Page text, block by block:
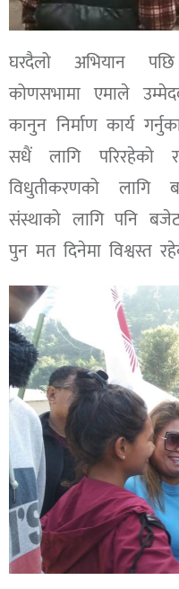
घरदैलो अभियान
कोणसभामा एमाले
कानुन निर्माण कार्य
सधैं लागि परिरहेको
विधुतीकरणको लागि
संस्थाको लागि पनि
पुन मत दिनेमा विश्वस्त